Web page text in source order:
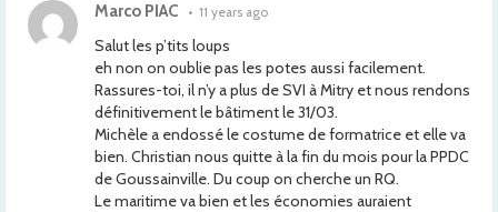
Marco PIAC • 11 years ago
Salut les p’tits loups
eh non on oublie pas les potes aussi facilement.
Rassures-toi, il n’y a plus de SVI à Mitry et nous rendons
définitivement le bâtiment le 31/03.
Michèle a endossé le costume de formatrice et elle va
bien. Christian nous quitte à la fin du mois pour la PPDC
de Goussainville. Du coup on cherche un RQ.
Le maritime va bien et les économies auraient